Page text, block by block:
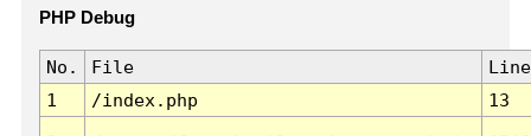
PHP Debug
No. File
Line
1
/index.php 13